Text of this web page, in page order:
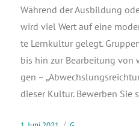
Wäh­rend der Aus­bil­dung
wird viel Wert auf eine
te Lern­kul­tur gelegt.
bis hin zur Bear­bei­tung
gen –
die­ser Kul­tur. Bewer­ben Sie